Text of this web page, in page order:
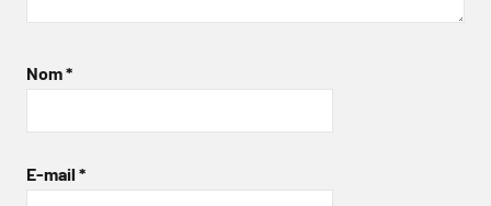
Nom*
E-mail *